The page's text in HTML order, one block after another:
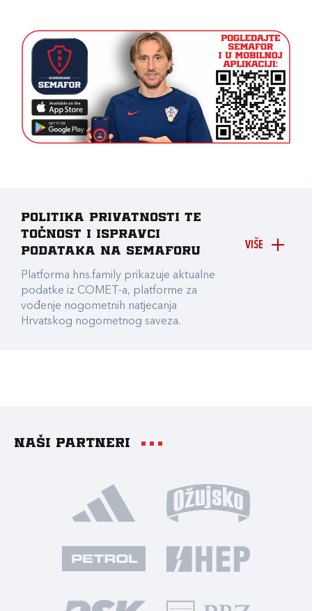
VIŠE
Politika privatnosti te
točnost i ispravci
podataka na Semaforu
Platforma hns.family prikazuje aktualne
podatke iz COMET-a, platforme za
vođenje nogometnih natjecanja
Hrvatskog nogometnog saveza.
Naši partneri